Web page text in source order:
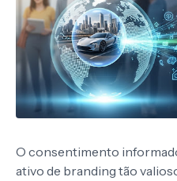
O consentimento
ativo de branding tão